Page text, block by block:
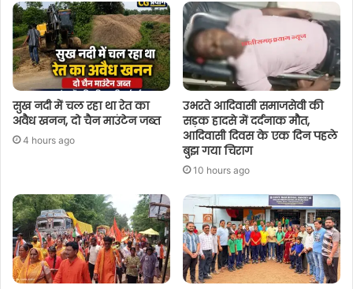
सुख नदी में चल रहा था रेत का
अवैध खनन, दो चैन माउंटेन जब्त
4 hours ago
उभरते आदिवासी समाजसेवी की
सड़क हादसे में दर्दनाक मौत,
आदिवासी दिवस के एक दिन पहले
बुझ गया चिराग
10 hours ago